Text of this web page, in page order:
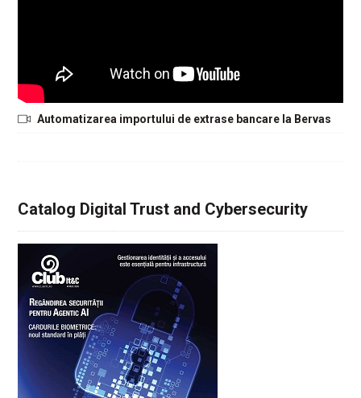
Automatizarea importului de extrase bancare la Bervas
Catalog Digital Trust and Cybersecurity